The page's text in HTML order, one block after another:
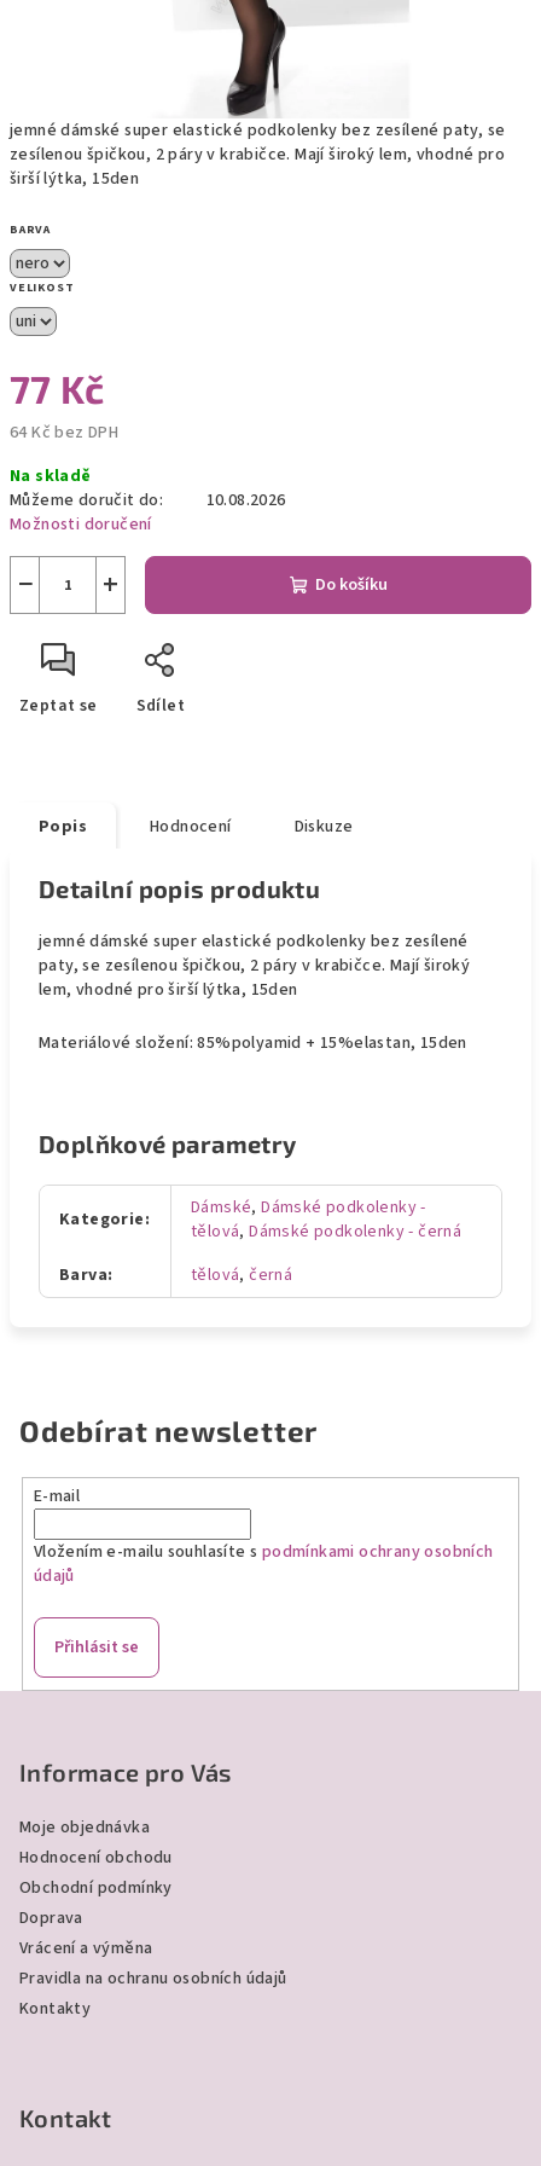
jemné dámské super elastické podkolenky bez zesílené paty, se
zesílenou špičkou, 2 páry v krabičce. Mají široký lem, vhodné pro
širší lýtka, 15den
BARVA
VELIKOST
77 Kč
64 Kč bez DPH
cena:
Na skladě
Můžeme doručit do:
10.08.2026
Možnosti doručení
+
− Do košíku
Zeptat se Sdílet
Popis Hodnocení Diskuze
Detailní popis produktu
jemné dámské super elastické podkolenky bez zesílené
paty, se zesílenou špičkou, 2 páry v krabičce. Mají široký
lem, vhodné pro širší lýtka, 15den
Materiálové složení: 85%polyamid + 15%elastan, 15den
Doplňkové parametry
Kategorie: Dámské,Dámské podkolenky -
tělová,Dámské podkolenky - černá
Barva: tělová,černá
Odebírat newsletter
E-mail
Vložením e-mailu souhlasíte s podmínkami ochrany osobních
údajů
Přihlásit se
Informace pro Vás
Moje objednávka
Hodnocení obchodu
Obchodní podmínky
Doprava
Vrácení a výměna
Pravidla na ochranu osobních údajů
Kontakty
Kontakt